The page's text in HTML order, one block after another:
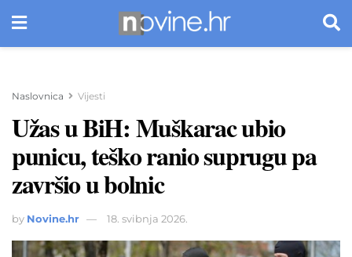
Naslovnica Vijesti
Užas u BiH: Muškarac ubio
punicu, teško ranio suprugu pa
završio u bolnic
by Novine.hr 18. svibnja 2026.